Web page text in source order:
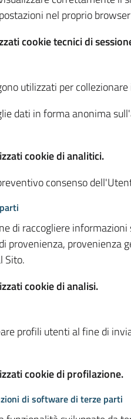
nel proprio
cookie tecnici di
utilizzati per
dati in forma anonima
cookie di analitici.
consenso
di raccogliere informazioni
provenienza, provenienza
Sito.
cookie di analisi.
profili utenti al fine di
cookie di profilazione.
di software di terze parti